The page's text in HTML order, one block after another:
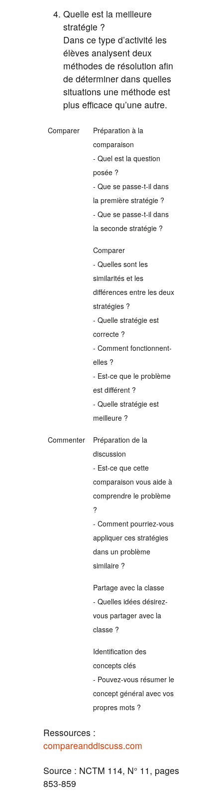
Quelle est la meilleure
stratégie ?
Dans ce type d’activité les
élèves analysent deux
méthodes de résolution afin
de déterminer dans quelles
situations une méthode est
plus efficace qu’une autre.
Comparer
Préparation à la
comparaison
- Quel est la question
posée ?
- Que se passe-t-il dans
la première stratégie ?
- Que se passe-t-il dans
la seconde stratégie ?
Comparer
- Quelles sont les
similarités et les
différences entre les deux
stratégies ?
- Quelle stratégie est
correcte ?
- Comment fonctionnent-
elles ?
- Est-ce que le problème
est différent ?
- Quelle stratégie est
meilleure ?
Commenter
Préparation de la
discussion
- Est-ce que cette
comparaison vous aide à
comprendre le problème
?
- Comment pourriez-vous
appliquer ces stratégies
dans un problème
similaire ?
Partage avec la classe
- Quelles idées désirez-
vous partager avec la
classe ?
Identification des
concepts clés
- Pouvez-vous résumer le
concept général avec vos
propres mots ?
Ressources :
compareanddiscuss.com
Source : NCTM 114, N° 11, pages
853-859